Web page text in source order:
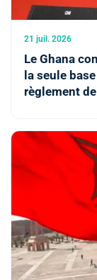
21 juil. 2026
Le Ghana
la seule
règlement